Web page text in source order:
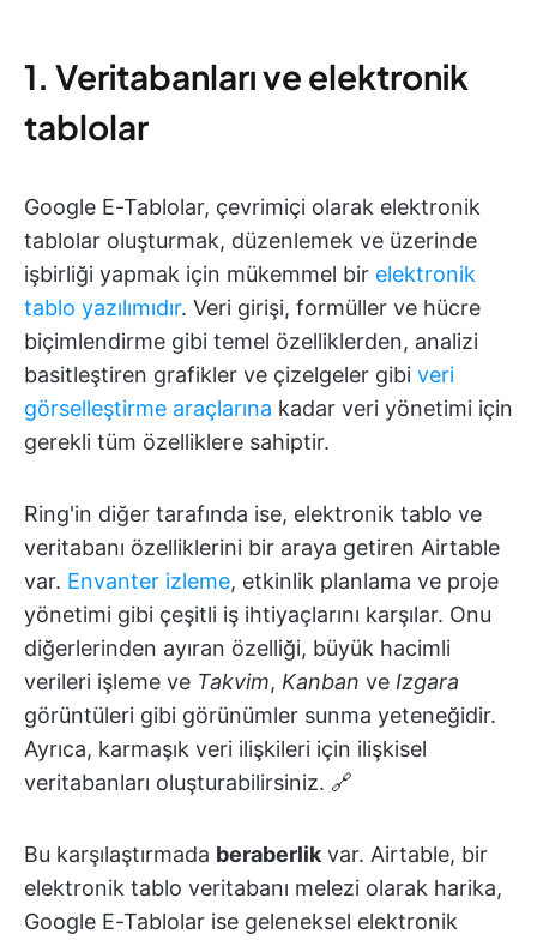
1. Veritabanları ve elektronik
tablolar
Google E-Tablolar, çevrimiçi olarak elektronik
tablolar oluşturmak, düzenlemek ve üzerinde
işbirliği yapmak için mükemmel bir elektronik
tablo yazılımıdır. Veri girişi, formüller ve hücre
biçimlendirme gibi temel özelliklerden, analizi
basitleştiren grafikler ve çizelgeler gibi veri
görselleştirme araçlarına kadar veri yönetimi için
gerekli tüm özelliklere sahiptir.
Ring'in diğer tarafında ise, elektronik tablo ve
veritabanı özelliklerini bir araya getiren Airtable
var. Envanter izleme, etkinlik planlama ve proje
yönetimi gibi çeşitli iş ihtiyaçlarını karşılar. Onu
diğerlerinden ayıran özelliği, büyük hacimli
verileri işleme ve Takvim, Kanban ve Izgara
görüntüleri gibi görünümler sunma yeteneğidir.
Ayrıca, karmaşık veri ilişkileri için ilişkisel
veritabanları oluşturabilirsiniz. 🔗
Bu karşılaştırmada beraberlik var. Airtable, bir
elektronik tablo veritabanı melezi olarak harika,
Google E-Tablolar ise geleneksel elektronik